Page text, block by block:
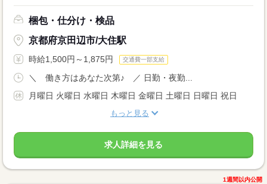
梱包・仕分け・検品
京都府京田辺市/大住駅
時給1,500円～1,875円 交通費一部支給
＼ 働き方はあなた次第♪ ／ 日勤・夜勤...
月曜日 火曜日 水曜日 木曜日 金曜日 土曜日 日曜日 祝日
もっと見る
求人詳細を見る
1週間以内公開